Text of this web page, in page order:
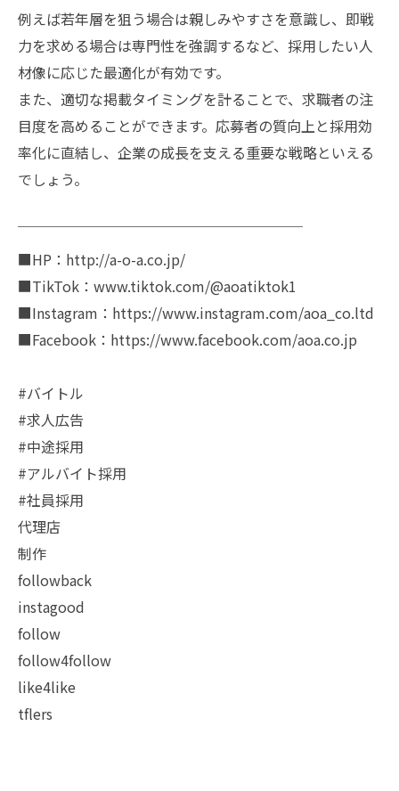
例えば若年層を狙う場合は親しみやすさを意識し、即戦
力を求める場合は専門性を強調するなど、採用したい人
材像に応じた最適化が有効です。
また、適切な掲載タイミングを計ることで、求職者の注
目度を高めることができます。応募者の質向上と採用効
率化に直結し、企業の成長を支える重要な戦略といえる
でしょう。
￣￣￣￣￣￣￣￣￣￣￣￣￣￣￣￣￣￣￣￣
■HP：http://a-o-a.co.jp/
■TikTok：www.tiktok.com/@aoatiktok1
■Instagram：https://www.instagram.com/aoa_co.ltd
■Facebook：https://www.facebook.com/aoa.co.jp
#バイトル
#求人広告
#中途採用
#アルバイト採用
#社員採用
代理店
制作
followback
instagood
follow
follow4follow
like4like
tflers